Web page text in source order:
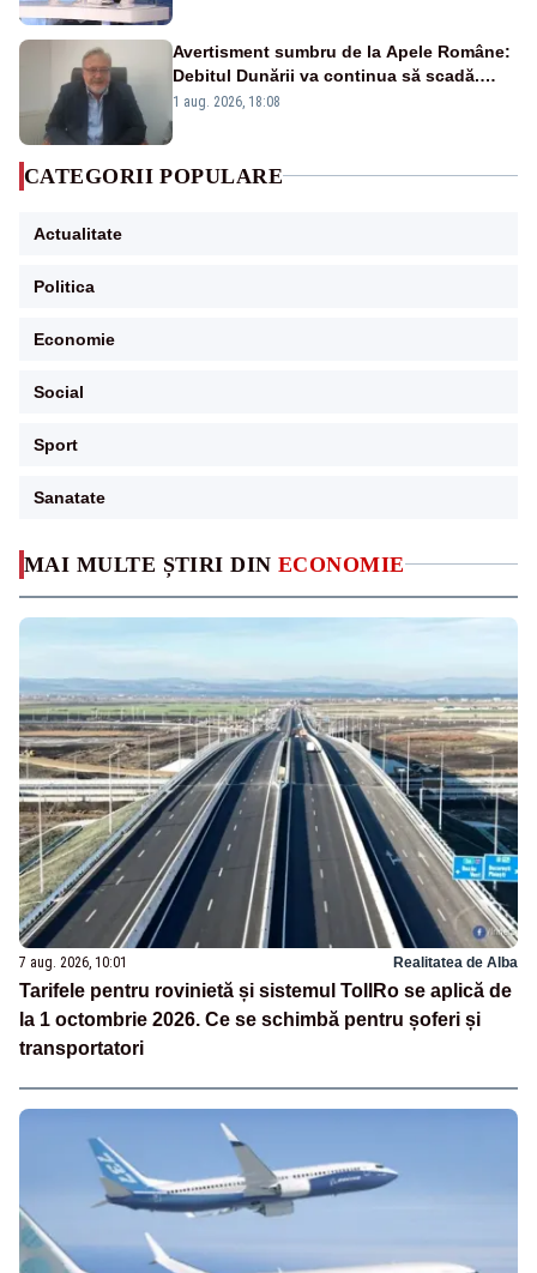
MAI MULTE ȘTIRI DIN ECONOMIE
7 aug. 2026, 10:01 Realitatea de Alba
Tarifele pentru rovinietă și sistemul TollRo se aplică de
la 1 octombrie 2026. Ce se schimbă pentru șoferi și
transportatori
Avertisment sumbru de la Apele Române:
Debitul Dunării va continua să scadă.
Cernavodă s-ar putea închide în 4 zile
1 aug. 2026, 18:08
CATEGORII POPULARE
Actualitate
Politica
Economie
Social
Sport
Sanatate